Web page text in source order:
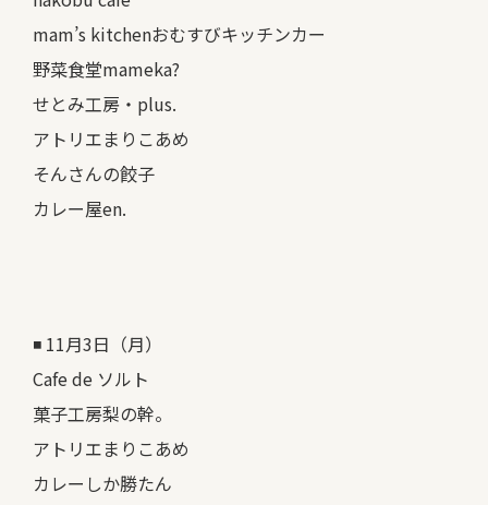
mam’s kitchenおむすびキッチンカー
野菜食堂mameka?
せとみ工房・plus.
アトリエまりこあめ
そんさんの餃子
カレー屋en.
◾️ 11月3日（月）
Cafe de ソルト
菓子工房梨の幹。
アトリエまりこあめ
カレーしか勝たん